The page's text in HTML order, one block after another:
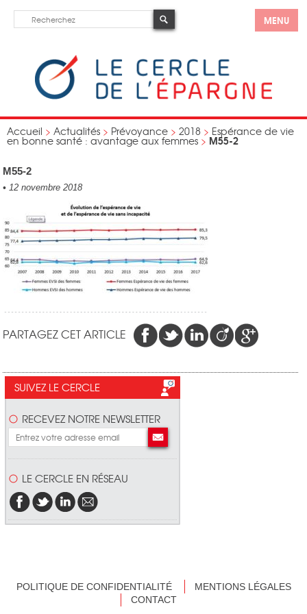
MENU
Accueil > Actualités > Prévoyance > 2018 > Espérance de vie
en bonne santé : avantage aux femmes > M55-2
M55-2
• 12 novembre 2018
PARTAGEZ CET ARTICLE
SUIVEZ LE CERCLE
RECEVEZ NOTRE NEWSLETTER
LE CERCLE EN RÉSEAU
POLITIQUE DE CONFIDENTIALITÉ
MENTIONS LÉGALES
CONTACT